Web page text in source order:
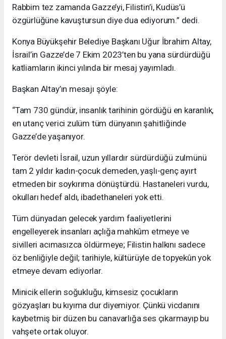
Rabbim tez zamanda Gazze’yi, Filistin’i, Kudüs’ü
özgürlüğüne kavuştursun diye dua ediyorum.” dedi.
Konya Büyükşehir Belediye Başkanı Uğur İbrahim Altay,
İsrail’in Gazze’de 7 Ekim 2023’ten bu yana sürdürdüğü
katliamların ikinci yılında bir mesaj yayımladı.
Başkan Altay’ın mesajı şöyle:
“Tam 730 gündür, insanlık tarihinin gördüğü en karanlık,
en utanç verici zulüm tüm dünyanın şahitliğinde
Gazze’de yaşanıyor.
Terör devleti İsrail, uzun yıllardır sürdürdüğü zulmünü
tam 2 yıldır kadın-çocuk demeden, yaşlı-genç ayırt
etmeden bir soykırıma dönüştürdü. Hastaneleri vurdu,
okulları hedef aldı, ibadethaneleri yok etti.
Tüm dünyadan gelecek yardım faaliyetlerini
engelleyerek insanları açlığa mahkûm etmeye ve
sivilleri acımasızca öldürmeye; Filistin halkını sadece
öz benliğiyle değil; tarihiyle, kültürüyle de topyekûn yok
etmeye devam ediyorlar.
Minicik ellerin soğukluğu, kimsesiz çocukların
gözyaşları bu kıyıma dur diyemiyor. Çünkü vicdanını
kaybetmiş bir düzen bu canavarlığa ses çıkarmayıp bu
vahşete ortak oluyor.